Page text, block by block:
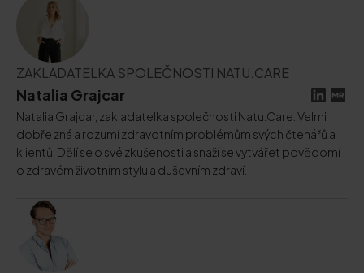
ZAKLADATELKA SPOLEČNOSTI NATU.CARE
Natalia Grajcar
Natalia Grajcar, zakladatelka společnosti Natu.Care. Velmi
dobře zná a rozumí zdravotním problémům svých čtenářů a
klientů. Dělí se o své zkušenosti a snaží se vytvářet povědomí
o zdravém životním stylu a duševním zdraví.